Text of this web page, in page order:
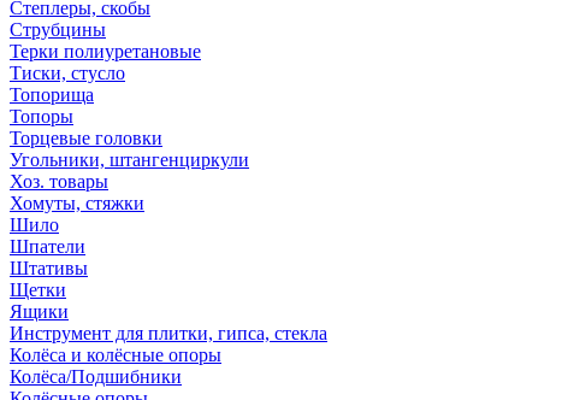
Степлеры, скобы
Струбцины
Терки полиуретановые
Тиски, стусло
Топорища
Топоры
Торцевые головки
Угольники, штангенциркули
Хоз. товары
Хомуты, стяжки
Шило
Шпатели
Штативы
Щетки
Ящики
Инструмент для плитки, гипса, стекла
Колёса и колёсные опоры
Колёса/Подшибники